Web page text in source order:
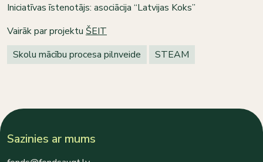
Iniciatīvas īstenotājs: asociācija “Latvijas Koks”
Vairāk par projektu ŠEIT
Skolu mācību procesa pilnveide
STEAM
Sazinies ar mums